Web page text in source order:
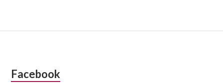
Colonne
Facebook